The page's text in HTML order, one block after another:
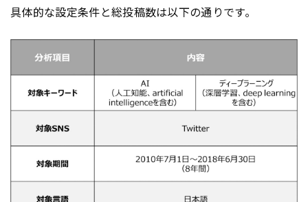
具体的な設定条件と総投稿数は以下の通りです。